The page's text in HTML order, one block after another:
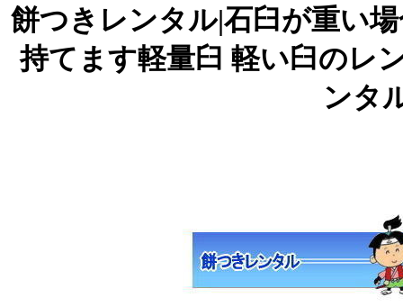
餅つきレンタル|石臼が重い
持てます軽量臼 軽い臼のレ
ンタ